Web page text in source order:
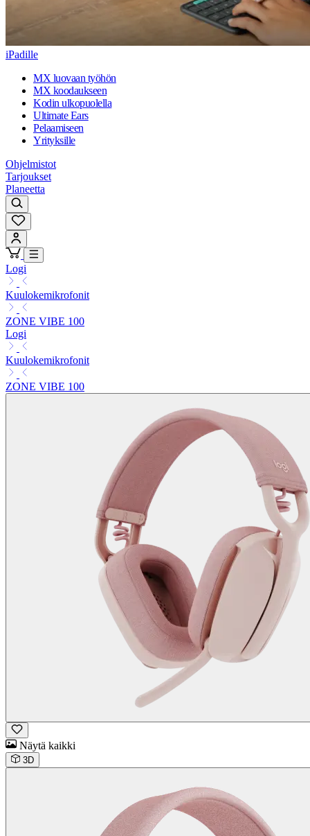
iPadille
MX luovaan työhön
MX koodaukseen
Kodin ulkopuolella
Ultimate Ears
Pelaamiseen
Yrityksille
Ohjelmistot
Tarjoukset
Planeetta
Logi
Kuulokemikrofonit
ZONE VIBE 100
Logi
Kuulokemikrofonit
ZONE VIBE 100
Näytä kaikki
3D